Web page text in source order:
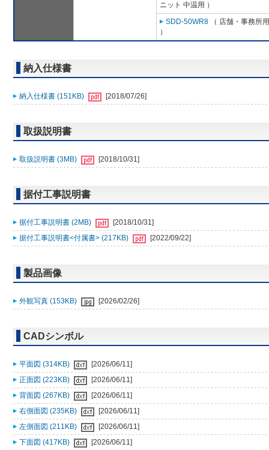
ニット 中温用 ）
SDD-50WR8 （ 店舗・事務所
）
納入仕様書
納入仕様書 (151KB) [2018/07/26]
取扱説明書
取扱説明書 (3MB) [2018/10/31]
据付工事説明書
据付工事説明書 (2MB)
[2018/10/31]
据付工事説明書<付属書> (217KB)
[2022/09/22]
製品画像
外観写真 (153KB) [2026/02/26]
CADシンボル
平面図 (314KB)
[2026/06/11]
正面図 (223KB)
[2026/06/11]
背面図 (267KB)
[2026/06/11]
右側面図 (235KB)
[2026/06/11]
左側面図 (211KB)
[2026/06/11]
下面図 (417KB)
[2026/06/11]